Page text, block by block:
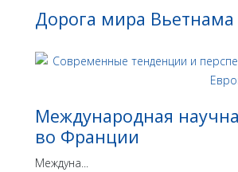
Дорога мира Вьетнама
Международная
во Франции
Междуна...